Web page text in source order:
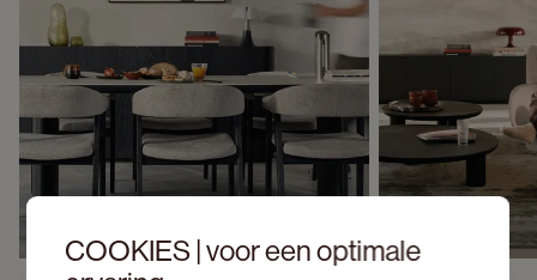
COOKIES | voor een optimale